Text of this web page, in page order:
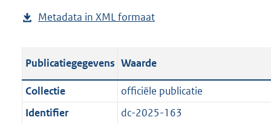
u
l
c
a
r
o
t
e
p
b
i
c
g
o
t
t
Metadata in XML formaat
t
a
n
d
Publicatiegegevens Waarde
Collectie
officiële publicatie
Identifier
dc-2025-163